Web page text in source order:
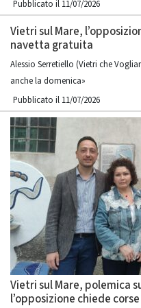
Pubblicato il 11/07/2026
Vietri sul Mare,
navetta gratuita
Alessio Serretiello (Vietri che
anche la domenica»
Pubblicato il 11/07/2026
Vietri sul Mare, polemica
l’opposizione chiede